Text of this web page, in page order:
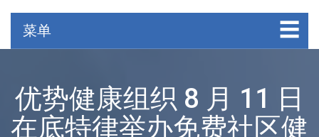
菜单
优势健康组织 8 月 11 日
在底特律举办免费社区健